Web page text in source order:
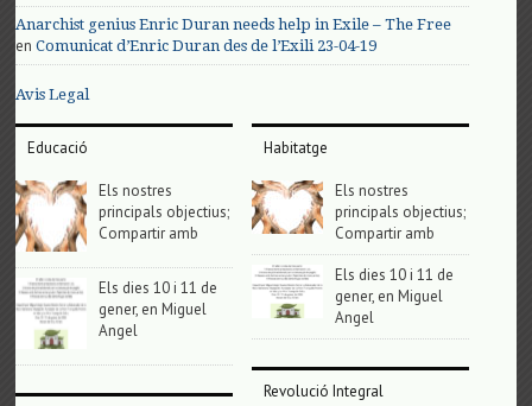
Anarchist genius Enric Duran needs help in Exile – The Free
enComunicat d’Enric Duran des de l’Exili 23-04-19
Avis Legal
Educació
Els nostres
principals objectius;
Compartir amb
Els dies 10 i 11 de
gener, en Miguel
Angel
Habitatge
Els nostres
principals objectius;
Compartir amb
Els dies 10 i 11 de
gener, en Miguel
Angel
Revolució Integral